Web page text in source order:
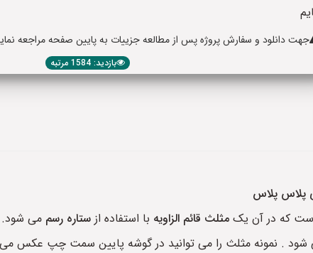
جهت دانلود و سفارش پروژه پس از مطالعه جزییات به پایین صفحه مراجعه
بازدید: 1584 مرتبه
پلاس پلاس
که در آن یک مثلث قائم الزاویه با استفاده از ستاره رسم می شود.
شود . نمونه مثلث را می توانید در گوشه پایین سمت چپ عکس می